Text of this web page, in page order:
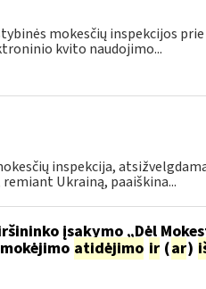
mokesčių inspekcijos
kvito naudojimo...
inspekcija,
Ukrainą, paaiškina...
įsakymo „Dėl
atidėjimo ir(ar)